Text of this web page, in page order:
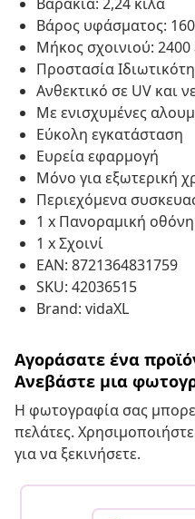
Βάρος υφάσματος:
Μήκος σχοινιού: 2400
Προστασία
Ανθεκτικό σε UV και
Με ενισχυμένες
Εύκολη εγκατάσταση
Ευρεία εφαρμογή
Μόνο για εξωτερική
Περιεχόμενα
1 x Πανοραμική
1 x Σχοινί
EAN: 8721364831759
SKU: 42036515
Brand: vidaXL
Αγοράσατε ένα
Ανεβάστε μια
Η φωτογραφία σας
πελάτες.
για να ξεκινήσετε.